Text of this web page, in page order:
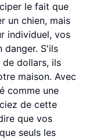
le fait que
un chien, mais
individuel, vos
danger. S'ils
dollars, ils
maison. Avec
comme une
de cette
que vos
seuls les